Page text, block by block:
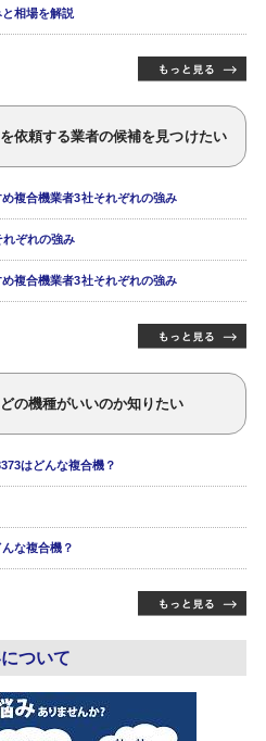
相場を解説
依頼する業者の候補を見つけたい
複合機業者3社それぞれの強み
れぞれの強み
複合機業者3社それぞれの強み
の機種がいいのか知りたい
はどんな複合機？
な複合機？
ついて